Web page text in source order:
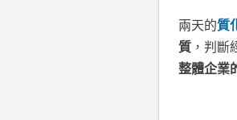
兩天的質
質 ，判斷
整體企業